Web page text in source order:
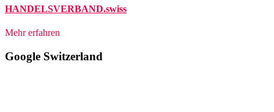
HANDELSVERBAND.swiss
Mehr erfahren
Google Switzerland